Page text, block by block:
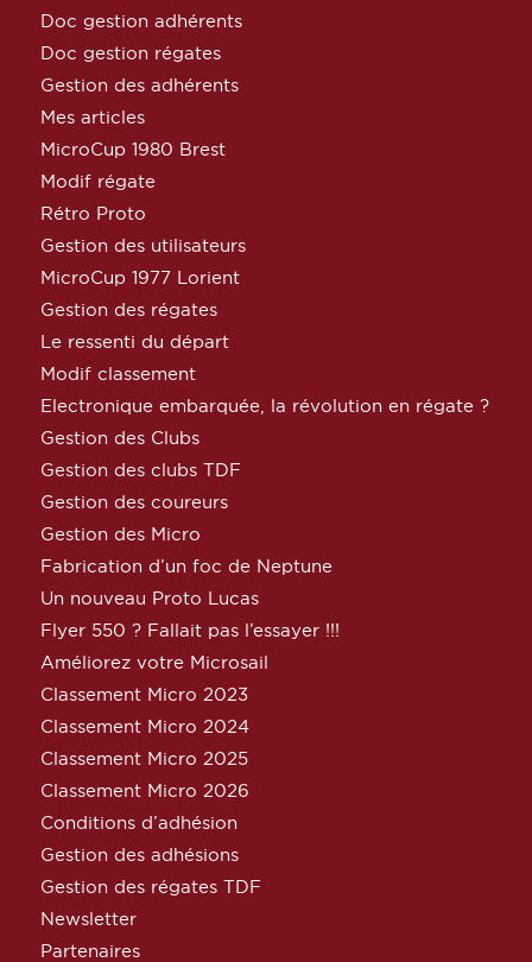
Doc gestion adhérents
Doc gestion régates
Gestion des adhérents
Mes articles
MicroCup 1980 Brest
Modif régate
Rétro Proto
Gestion des utilisateurs
MicroCup 1977 Lorient
Gestion des régates
Le ressenti du départ
Modif classement
Electronique embarquée, la révolution en régate ?
Gestion des Clubs
Gestion des clubs TDF
Gestion des coureurs
Gestion des Micro
Fabrication d’un foc de Neptune
Un nouveau Proto Lucas
Flyer 550 ? Fallait pas l’essayer !!!
Améliorez votre Microsail
Classement Micro 2023
Classement Micro 2024
Classement Micro 2025
Classement Micro 2026
Conditions d’adhésion
Gestion des adhésions
Gestion des régates TDF
Newsletter
Partenaires